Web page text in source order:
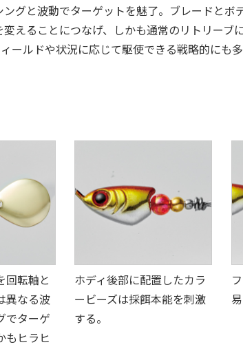
グと波動でターゲットを魅了。ブレードとボ
えることにつなげ、しかも通常のリトリーブ
ールドや状況に応じて駆使できる戦略的にも
回転軸と
異なる波
でターゲ
もヒラヒ
ホディ後部に配置したカラ
ービーズは採餌本能を刺激
する。